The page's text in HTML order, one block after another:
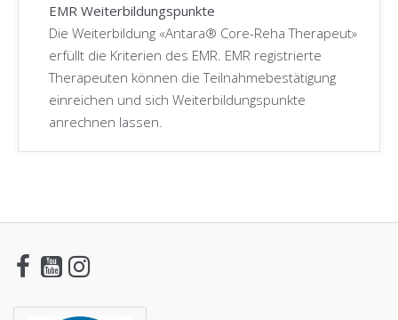
EMR Weiterbildungspunkte
Die Weiterbildung «Antara® Core-Reha Therapeut»
erfüllt die Kriterien des EMR. EMR registrierte
Therapeuten können die Teilnahmebestätigung
einreichen und sich Weiterbildungspunkte
anrechnen lassen.